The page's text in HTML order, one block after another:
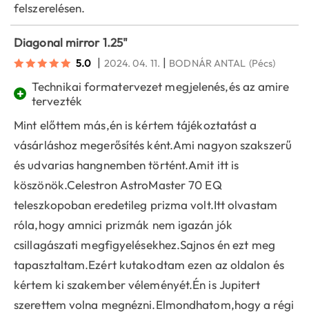
felszerelésen.
Diagonal mirror 1.25"
5.0 | 2024. 04. 11. | BODNÁR ANTAL (Pécs)
+ Technikai formatervezet megjelenés,és az amire
tervezték
Mint előttem más,én is kértem tájékoztatást a
vásárláshoz megerősítés ként.Ami nagyon szakszerű
és udvarias hangnemben történt.Amit itt is
köszönök.Celestron AstroMaster 70 EQ
teleszkopoban eredetileg prizma volt.Itt olvastam
róla,hogy amnici prizmák nem igazán jók
csillagászati megfigyelésekhez.Sajnos én ezt meg
tapasztaltam.Ezért kutakodtam ezen az oldalon és
kértem ki szakember véleményét.Én is Jupitert
szerettem volna megnézni.Elmondhatom,hogy a régi